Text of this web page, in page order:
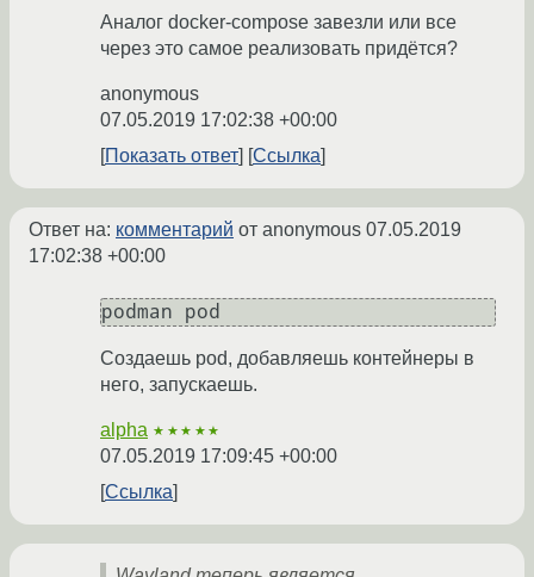
Аналог docker-compose завезли или все
через это самое реализовать придётся?
anonymous
07.05.2019 17:02:38 +00:00
Показать ответ
Ссылка
Ответ на: комментарий от anonymous 07.05.2019
17:02:38 +00:00
podman pod
Создаешь pod, добавляешь контейнеры в
него, запускаешь.
alpha ★★★★★
07.05.2019 17:09:45 +00:00
Ссылка